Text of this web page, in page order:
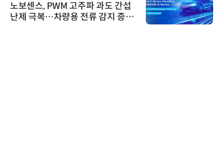
위고페어, 서울AI허브 '2026 AI 전
환(AX) 지원사업' 컨소시엄 선정